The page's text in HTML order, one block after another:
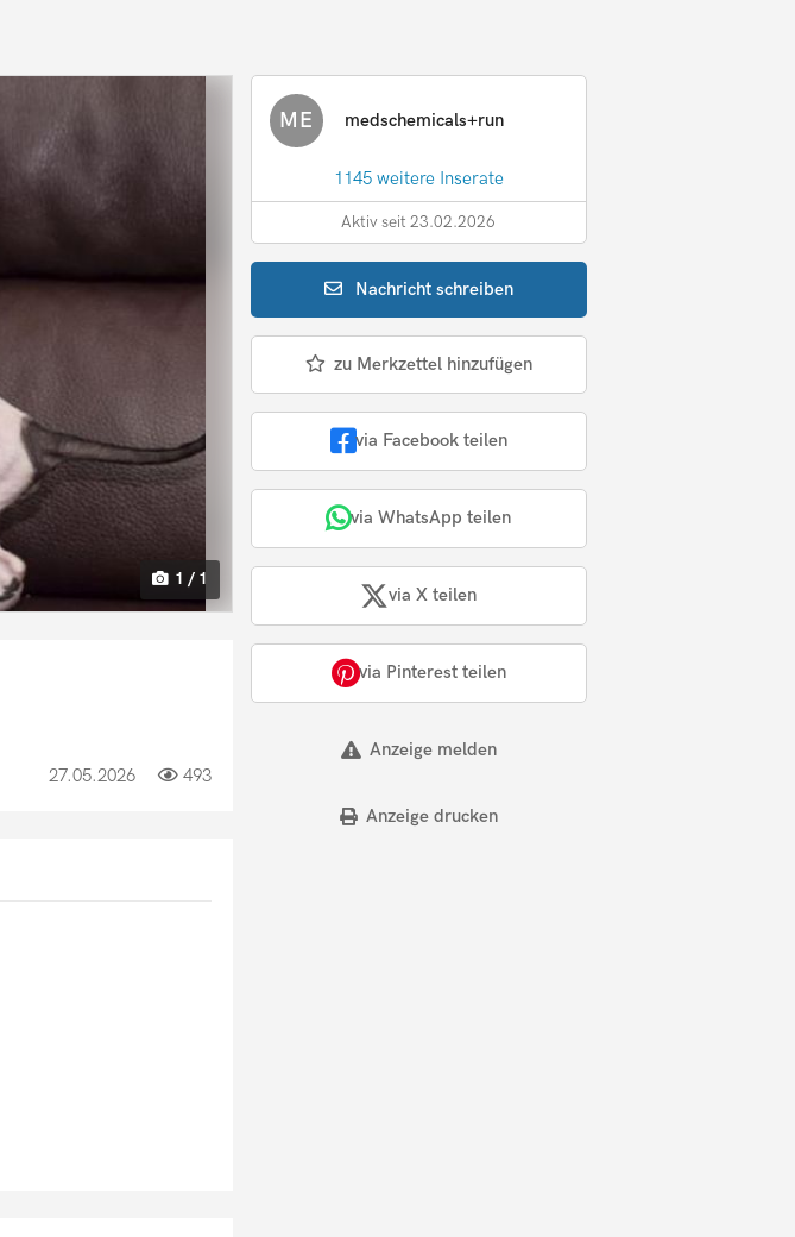
1 / 1
27.05.2026 493
ME medschemicals+run
1145 weitere Inserate
Aktiv seit 23.02.2026
Nachrichtschreiben
zu Merkzettel hinzufügen
via Facebook teilen
via WhatsApp teilen
via X teilen
via Pinterest teilen
Anzeige melden
Anzeige drucken